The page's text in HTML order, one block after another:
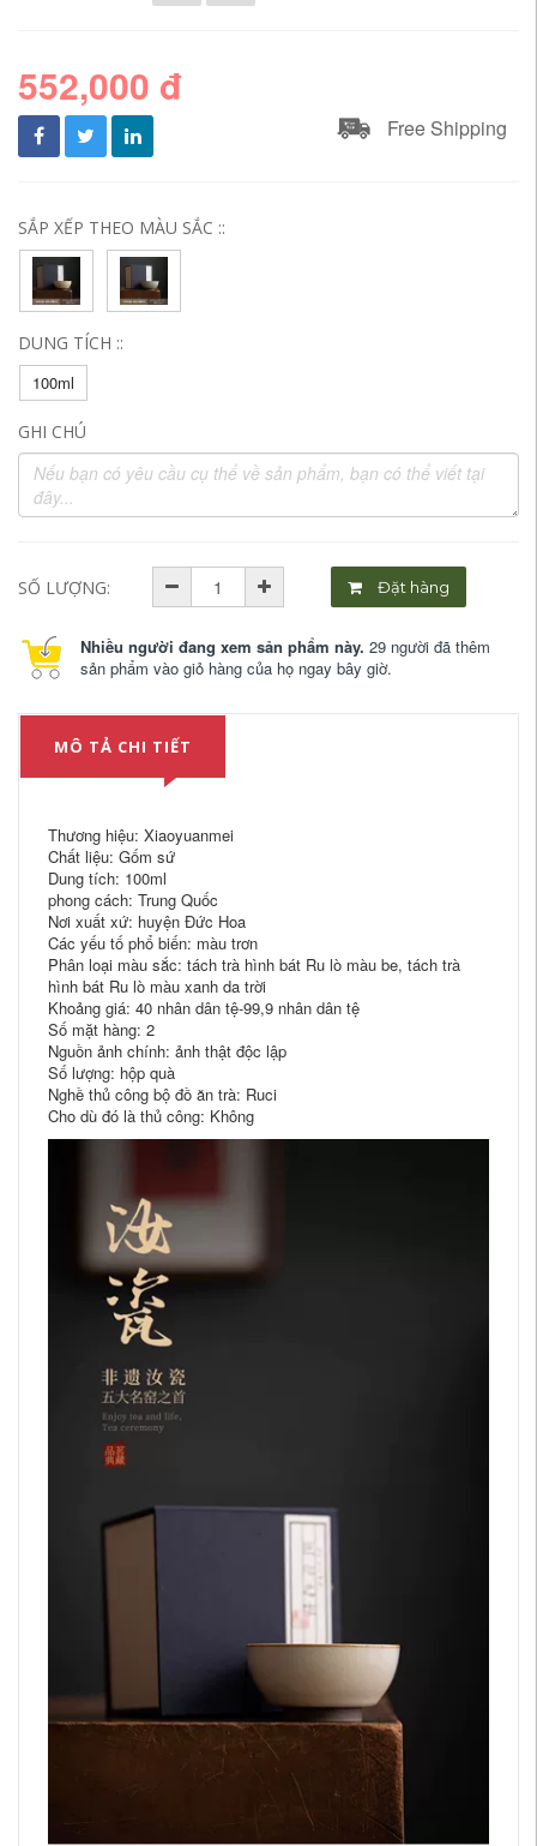
552,000 đ
Free Shipping
SẮP XẾP THEO MÀU SẮC ::
DUNG TÍCH ::
100ml
GHI CHÚ
SỐ LƯỢNG: Đặt hàng
Nhiều người đang xem sản phẩm này. 29 người đã thêm
sản phẩm vào giỏ hàng của họ ngay bây giờ.
MÔ TẢ CHI TIẾT
Thương hiệu: Xiaoyuanmei
Chất liệu: Gốm sứ
Dung tích: 100ml
phong cách: Trung Quốc
Nơi xuất xứ: huyện Đức Hoa
Các yếu tố phổ biến: màu trơn
Phân loại màu sắc: tách trà hình bát Ru lò màu be, tách trà
hình bát Ru lò màu xanh da trời
Khoảng giá: 40 nhân dân tệ-99,9 nhân dân tệ
Số mặt hàng: 2
Nguồn ảnh chính: ảnh thật độc lập
Số lượng: hộp quà
Nghề thủ công bộ đồ ăn trà: Ruci
Cho dù đó là thủ công: Không